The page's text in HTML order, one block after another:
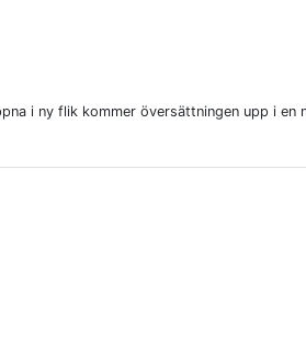
i ny flik kommer översättningen upp i